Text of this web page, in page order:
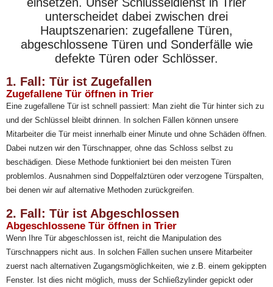
unterscheidet dabei zwischen drei
Hauptszenarien: zugefallene Türen,
abgeschlossene Türen und Sonderfälle wie
defekte Türen oder Schlösser.
1. Fall: Tür ist Zugefallen
Zugefallene Tür öffnen in Trier
Eine zugefallene Tür ist schnell passiert: Man zieht die Tür hinter sich zu
und der Schlüssel bleibt drinnen. In solchen Fällen können unsere
Mitarbeiter die Tür meist innerhalb einer Minute und ohne Schäden öffnen.
Dabei nutzen wir den Türschnapper, ohne das Schloss selbst zu
beschädigen. Diese Methode funktioniert bei den meisten Türen
problemlos. Ausnahmen sind Doppelfalztüren oder verzogene Türspalten,
bei denen wir auf alternative Methoden zurückgreifen.
2. Fall: Tür ist Abgeschlossen
Abgeschlossene Tür öffnen in Trier
Wenn Ihre Tür abgeschlossen ist, reicht die Manipulation des
Türschnappers nicht aus. In solchen Fällen suchen unsere Mitarbeiter
zuerst nach alternativen Zugangsmöglichkeiten, wie z.B. einem gekippten
Fenster. Ist dies nicht möglich, muss der Schließzylinder gepickt oder